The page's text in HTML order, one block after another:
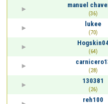
manuel
(36)
lukee
(70)
(64)
(28)
130381
(26)
reh100